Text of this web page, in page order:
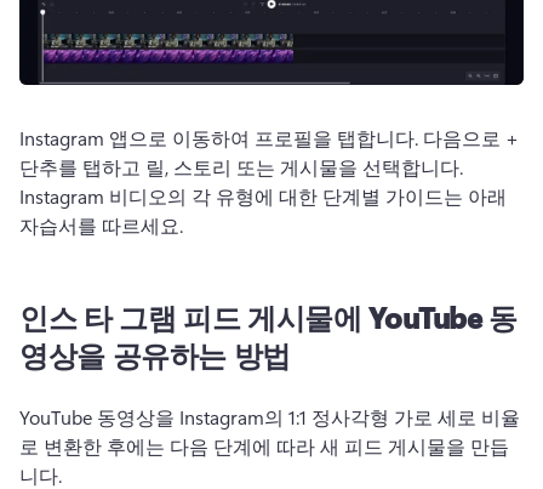
Instagram 앱으로 이동하여 프로필을 탭합니다. 다음으로 +
Instagram 비디오의 각 유형에 대한 단계별 가이드는 아래
자습서를 따르세요.
인스 타 그램 피드 게시물에 YouTube 동
영상을 공유하는 방법
YouTube 동영상을 Instagram의 1:1 정사각형 가로 세로 비율
로 변환한 후에는 다음 단계에 따라 새 피드 게시물을 만듭
니다.